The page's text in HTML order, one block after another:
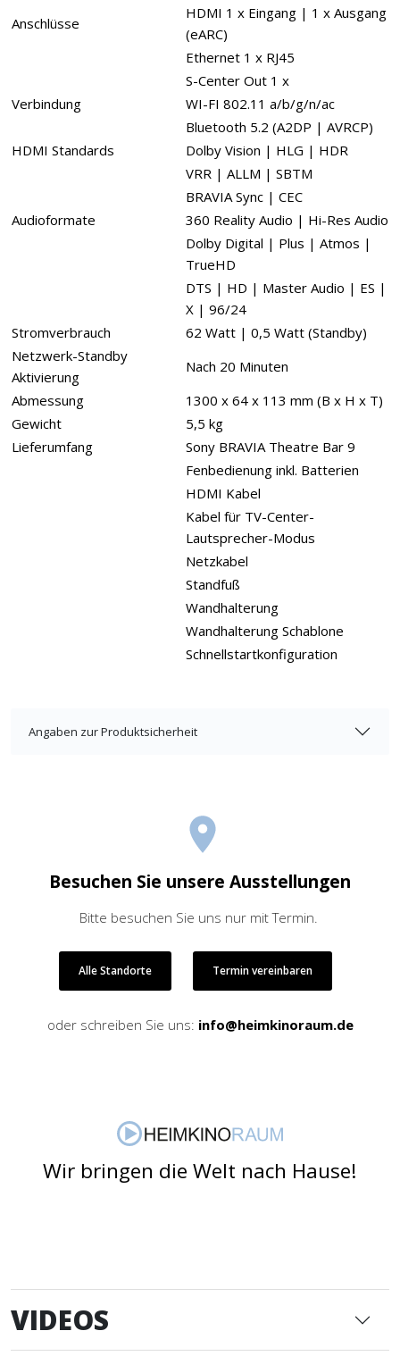
Anschlüsse
HDMI 1 x Eingang | 1 x Ausgang
(eARC)
Ethernet 1 x RJ45
S-Center Out 1 x
Verbindung
WI-FI 802.11 a/b/g/n/ac
Bluetooth 5.2 (A2DP | AVRCP)
HDMI Standards
Dolby Vision | HLG | HDR
VRR | ALLM | SBTM
BRAVIA Sync | CEC
Audioformate
360 Reality Audio | Hi-Res Audio
Dolby Digital | Plus | Atmos |
TrueHD
DTS | HD | Master Audio | ES |
X | 96/24
Stromverbrauch
62 Watt | 0,5 Watt (Standby)
Netzwerk-Standby
Aktivierung
Nach 20 Minuten
Abmessung
1300 x 64 x 113 mm (B x H x T)
Gewicht
5,5 kg
Lieferumfang
Sony BRAVIA Theatre Bar 9
Fenbedienung inkl. Batterien
HDMI Kabel
Kabel für TV-Center-
Lautsprecher-Modus
Netzkabel
Standfuß
Wandhalterung
Wandhalterung Schablone
Schnellstartkonfiguration
Angaben zur Produktsicherheit
Besuchen Sie unsere Ausstellungen
Bitte besuchen Sie uns nur mit Termin.
Alle Standorte Termin vereinbaren
oder schreiben Sie uns: info@heimkinoraum.de
Wir bringen die Welt nach Hause!
VIDEOS